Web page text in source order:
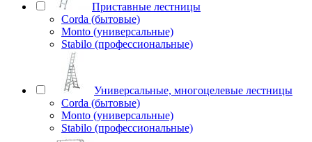
Приставные лестницы
Corda (бытовые)
Monto (универсальные)
Stabilo (профессиональные)
Универсальные, многоцелевые лестницы
Corda (бытовые)
Monto (универсальные)
Stabilo (профессиональные)